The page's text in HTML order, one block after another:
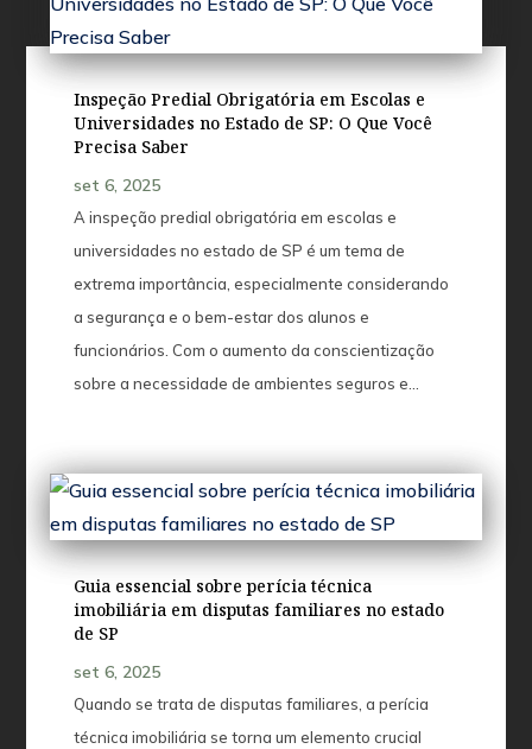
Inspeção Predial Obrigatória em Escolas e
Universidades no Estado de SP: O Que Você
Precisa Saber
set 6, 2025
A inspeção predial obrigatória em escolas e
universidades no estado de SP é um tema de
extrema importância, especialmente considerando
a segurança e o bem-estar dos alunos e
funcionários. Com o aumento da conscientização
sobre a necessidade de ambientes seguros e...
Guia essencial sobre perícia técnica
imobiliária em disputas familiares no estado
de SP
set 6, 2025
Quando se trata de disputas familiares, a perícia
técnica imobiliária se torna um elemento crucial